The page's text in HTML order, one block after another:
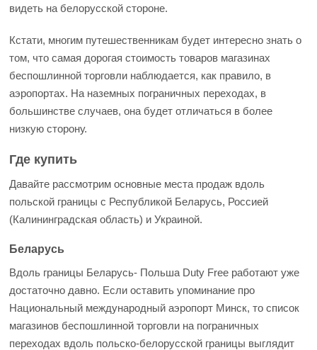
видеть на белорусской стороне.
Кстати, многим путешественникам будет интересно знать о
том, что самая дорогая стоимость товаров магазинах
беспошлинной торговли наблюдается, как правило, в
аэропортах. На наземных пограничных переходах, в
большинстве случаев, она будет отличаться в более
низкую сторону.
Где купить
Давайте рассмотрим основные места продаж вдоль
польской границы с Республикой Беларусь, Россией
(Калининградская область) и Украиной.
Беларусь
Вдоль границы Беларусь- Польша Duty Free работают уже
достаточно давно. Если оставить упоминание про
Национальный международный аэропорт Минск, то список
магазинов беспошлинной торговли на пограничных
переходах вдоль польско-белорусской границы выглядит